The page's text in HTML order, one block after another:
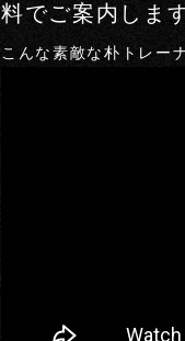
料でご案内しま
こんな素敵な朴トレー